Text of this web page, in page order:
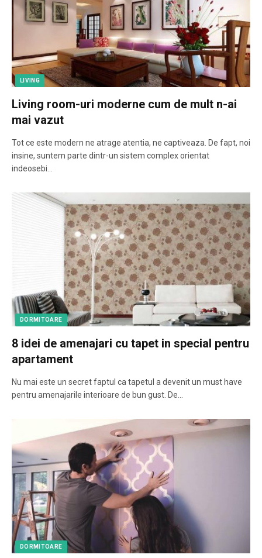
LIVING
Living room-uri moderne cum de mult n-ai
mai vazut
Tot ce este modern ne atrage atentia, ne captiveaza. De fapt, noi
insine, suntem parte dintr-un sistem complex orientat
indeosebi…
DORMITOARE
8 idei de amenajari cu tapet in special pentru
apartament
Nu mai este un secret faptul ca tapetul a devenit un must have
pentru amenajarile interioare de bun gust. De…
DORMITOARE